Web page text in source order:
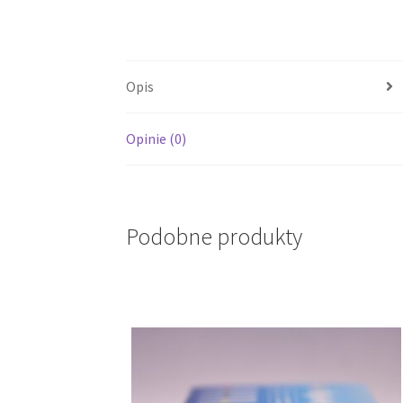
Opis
Opinie (0)
Podobne produkty